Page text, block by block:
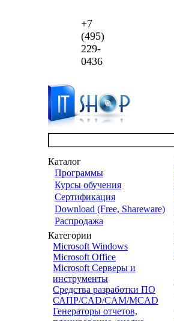
+7
(495)
229-
0436
Каталог
Программы
Курсы обучения
Сертификация
Download (Free, Shareware)
Распродажа
Категории
Microsoft Windows
Microsoft Office
Microsoft Серверы и
инструменты
Средства разработки ПО
САПР/CAD/CAM/MCAD
Генераторы отчетов,